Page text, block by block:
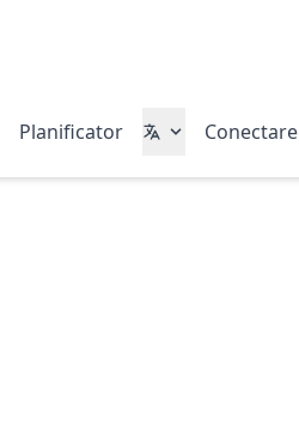
Planificator Conectare